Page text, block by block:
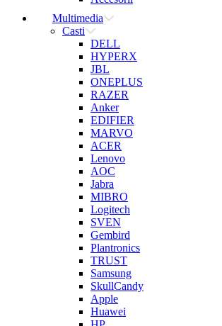
Multimedia
Casti
DELL
HYPERX
JBL
ONEPLUS
RAZER
Anker
EDIFIER
MARVO
ACER
Lenovo
AOC
Jabra
MIBRO
Logitech
SVEN
Gembird
Plantronics
TRUST
Samsung
SkullCandy
Apple
Huawei